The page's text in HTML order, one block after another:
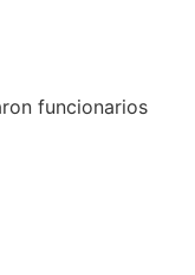
funcionarios